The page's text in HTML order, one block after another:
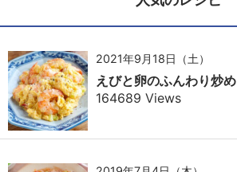
2021年9月18日（土）
えびと卵のふんわり炒め
164689 Views